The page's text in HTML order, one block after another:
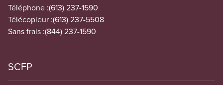
Téléphone :(613) 237-1590
Télécopieur :(613) 237-5508
Sans frais :(844) 237-1590
SCFP